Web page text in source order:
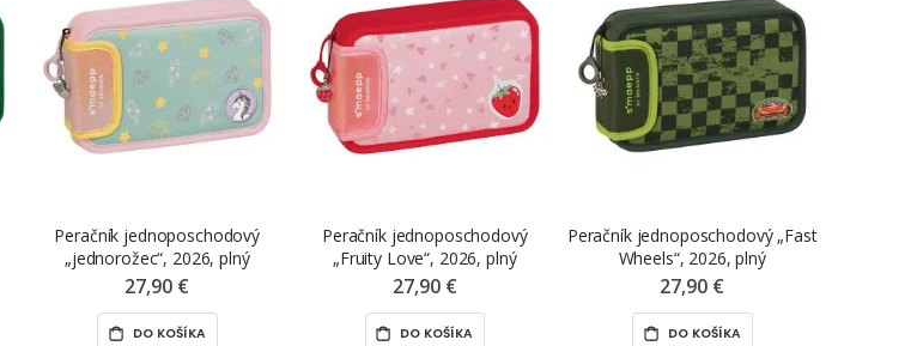
Peračník jednoposchodový
„jednorožec“, 2026, plný
27,90 €
DO KOŠÍKA
Peračník jednoposchodový
„Fruity Love“, 2026, plný
27,90 €
DO KOŠÍKA
Peračník jednoposchodový „Fast
Wheels“, 2026, plný
27,90 €
DO KOŠÍKA